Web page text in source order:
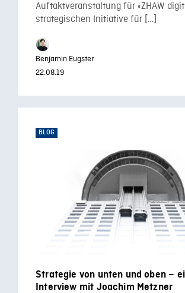
Auftaktveranstaltung für «ZHAW
strategischen Initiative für […]
Benjamin Eugster
22.08.19
BLOG
Strategie von unten und oben –
Interview mit Joachim Metzner